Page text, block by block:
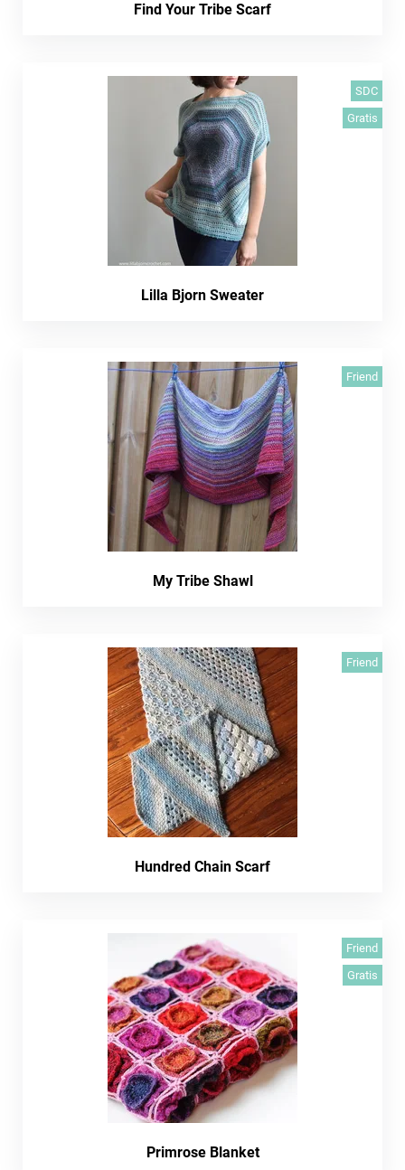
Find Your Tribe Scarf
SDC
Gratis
Lilla Bjorn Sweater
Friend
My Tribe Shawl
Friend
Hundred Chain Scarf
Friend
Gratis
Primrose Blanket